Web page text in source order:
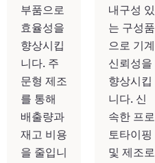
부품으로
효율성을
향상시킵
니다. 주
문형 제조
를 통해
배출량과
재고 비용
을 줄입니
내구성 있
는 구성품
으로 기계
신뢰성을
향상시킵
니다. 신
속한 프로
토타이핑
및 제조로